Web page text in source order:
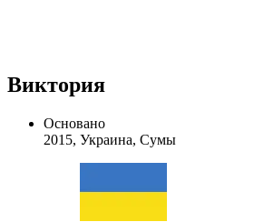
Виктория
Основано
2015, Украина, Сумы